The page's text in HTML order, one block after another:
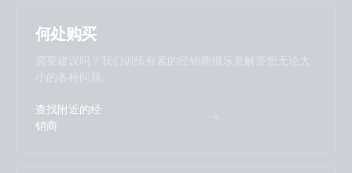
Certificate Tech Reg 3.3.1 - Quattro-II 48/5000/70-50/50
230V
Certificate TOR Erzeuger Typ A v1.2 - Quattro-II 48V 5kVA
何处购买
需要建议吗？我们训练有素的经销商很乐意解答您无论大
小的各种问题。
查找附近的经
销商